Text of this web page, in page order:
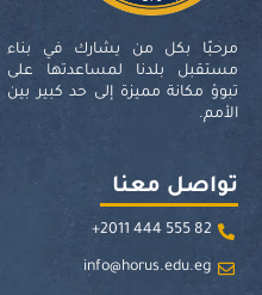
مرحبًا بكل من يشارك في بناء
مستقبل بلدنا لمساعدتها على
تبوؤ مكانة مميزة إلى حد كبير بين
الأمم.
تواصل معنا
82 555 444 2011+
info@horus.edu.eg